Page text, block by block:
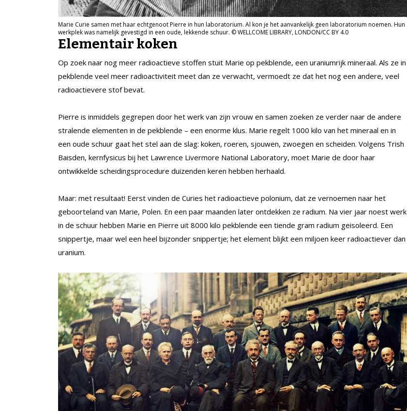
Marie Curie samen met haar echtgenoot Pierre in hun laboratorium. Al kon je het aanvankelijk geen laboratorium noemen. Hun
werkplek was namelijk gevestigd in een oude, lekkende schuur. © WELLCOME LIBRARY, LONDON/CC BY 4.0
Elementair koken
Op zoek naar nog meer radioactieve stoffen stuit Marie op pekblende, een uraniumrijk mineraal. Als ze in
pekblende veel meer radioactiviteit meet dan ze verwacht, vermoedt ze dat het nog een andere, veel
radioactievere stof bevat.
Pierre is inmiddels gegrepen door het werk van zijn vrouw en samen zoeken ze verder naar de andere
stralende elementen in de pekblende – een enorme klus. Marie regelt 1000 kilo van het mineraal en in
een oude schuur gaat het stel aan de slag: koken, roeren, sjouwen, zwoegen en scheiden. Volgens Trish
Baisden, kernfysicus bij het Lawrence Livermore National Laboratory, moet Marie de door haar
ontwikkelde scheidingsprocedure duizenden keren hebben herhaald.
Maar: met resultaat! Eerst vinden de Curies het radioactieve polonium, dat ze vernoemen naar het
geboorteland van Marie, Polen. En een paar maanden later ontdekken ze radium. Na vier jaar noest werk
in de schuur hebben Marie en Pierre uit 8000 kilo pekblende een tiende gram radium geisoleerd. Een
snippertje, maar wel een heel bijzonder snippertje; het element blijkt een miljoen keer radioactiever dan
uranium.